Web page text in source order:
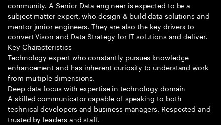
community. A Senior Data engineer is expected to be a
subject matter expert, who design & build data solutions and
mentor junior engineers. They are also the key drivers to
convert Vison and Data Strategy for IT solutions and deliver.
Key Characteristics
Technology expert who constantly pursues knowledge
enhancement and has inherent curiosity to understand work
from multiple dimensions.
Deep data focus with expertise in technology domain
A skilled communicator capable of speaking to both
technical developers and business managers. Respected and
trusted by leaders and staff.